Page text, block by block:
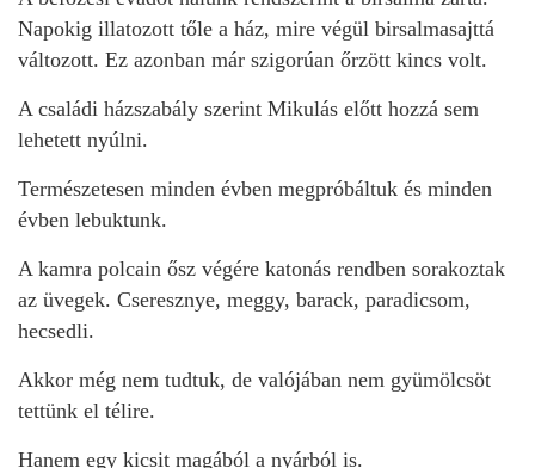
Napokig illatozott tőle a ház, mire végül birsalmasajttá
változott. Ez azonban már szigorúan őrzött kincs volt.
A családi házszabály szerint Mikulás előtt hozzá sem
lehetett nyúlni.
Természetesen minden évben megpróbáltuk és minden
évben lebuktunk.
A kamra polcain ősz végére katonás rendben sorakoztak
az üvegek. Cseresznye, meggy, barack, paradicsom,
hecsedli.
Akkor még nem tudtuk, de valójában nem gyümölcsöt
tettünk el télire.
Hanem egy kicsit magából a nyárból is.